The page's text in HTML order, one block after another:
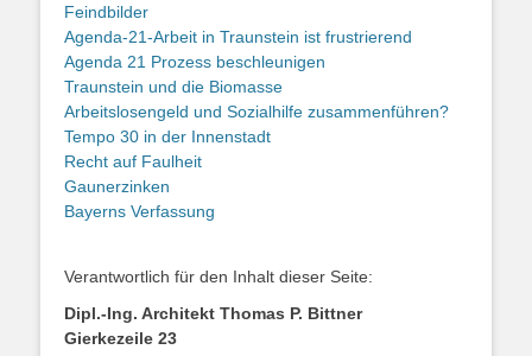
Feindbilder
Agenda-21-Arbeit in Traunstein ist frustrierend
Agenda 21 Prozess beschleunigen
Traunstein und die Biomasse
Arbeitslosengeld und Sozialhilfe zusammenführen?
Tempo 30 in der Innenstadt
Recht auf Faulheit
Gaunerzinken
Bayerns Verfassung
Verantwortlich für den Inhalt dieser Seite:
Dipl.-Ing. Architekt Thomas P. Bittner
Gierkezeile 23